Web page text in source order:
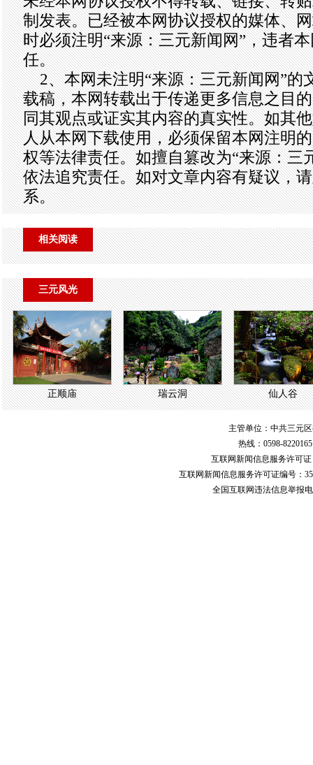
制发表。已经被本网协议授权的媒体、
时必须注明“来源：三元新闻网”，违者
任。
2、本网未注明“来源：三元新闻网”的
载稿，本网转载出于传递更多信息之目
同其观点或证实其内容的真实性。如其
人从本网下载使用，必须保留本网注明
权等法律责任。如擅自篡改为“来源：三
依法追究责任。如对文章内容有疑议，
系。
相关阅读
三元风光
正顺庙 瑞云洞 仙人谷
主管单位：中共三元
热线：0598-
互联网新闻信息服务许可证
互联网新闻信息服务许可证编号：
全国互联网违法信息举报